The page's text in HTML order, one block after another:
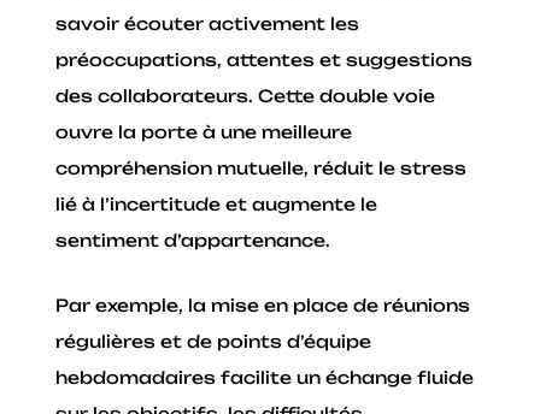
savoir écouter activement les
préoccupations, attentes et suggestions
des collaborateurs. Cette double voie
ouvre la porte à une meilleure
compréhension mutuelle, réduit le stress
lié à l’incertitude et augmente le
sentiment d’appartenance.
Par exemple, la mise en place de réunions
régulières et de points d’équipe
hebdomadaires facilite un échange fluide